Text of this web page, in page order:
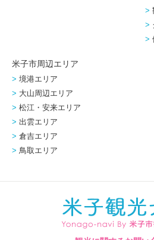
米子市周辺エリア
境港エリア
大山周辺エリア
松江・安来エリア
出雲エリア
倉吉エリア
鳥取エリア